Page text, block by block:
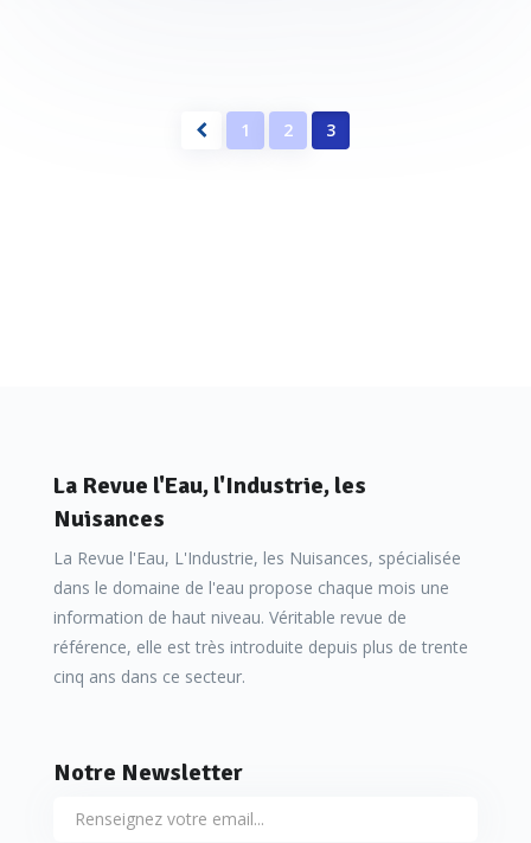
1 2 3
La Revue l'Eau, l'Industrie, les
Nuisances
La Revue l'Eau, L'Industrie, les Nuisances, spécialisée
dans le domaine de l'eau propose chaque mois une
information de haut niveau. Véritable revue de
référence, elle est très introduite depuis plus de trente
cinq ans dans ce secteur.
Notre Newsletter